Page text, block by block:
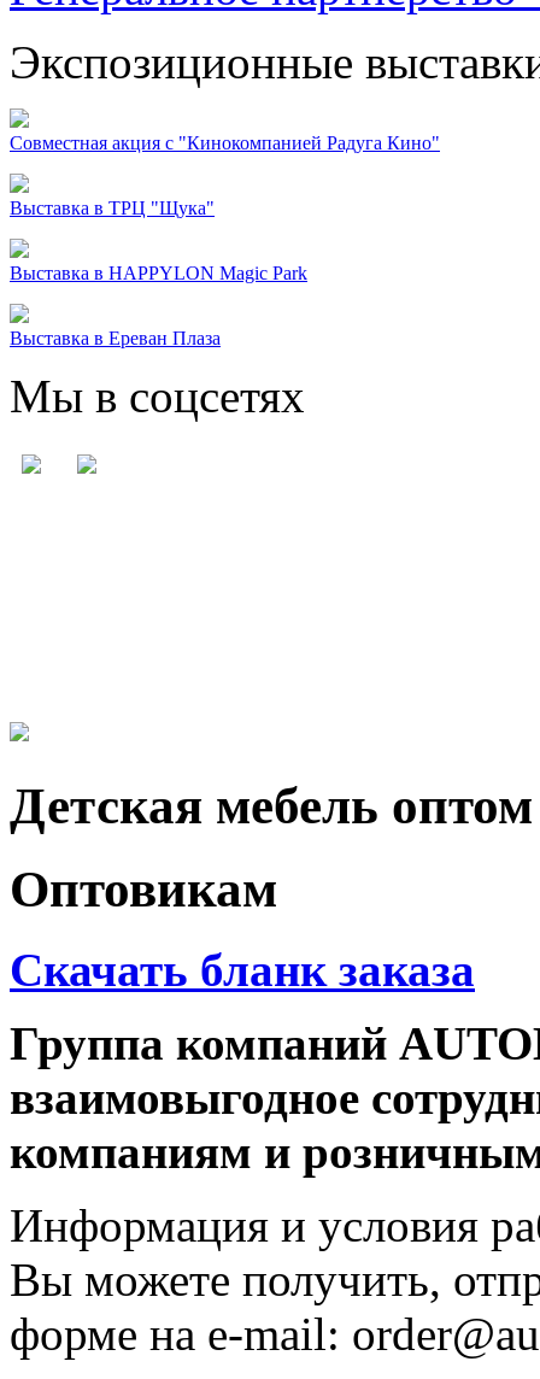
Экспозиционные
Совместная акция с "Кинокомпанией Радуга Кино"
Выставка в ТРЦ "Щука"
Выставка в HAPPYLON Magic Park
Выставка в Ереван Плаза
Мы в соцсетях
Детская мебель
Оптовикам
Cкачать бланк заказа
Группа компаний
взаимовыгодное
компаниям и
Информация и условия
Вы можете получить,
форме на e-mail: